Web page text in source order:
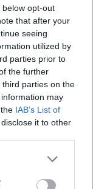
opt-out
that after your
seeing
utilized by
parties prior to
the further
parties on the
may
IAB’s List of
it to other
or more Google
You may click to
χρόνο τους
να
σύζυγος
νησί σαν τη
με όλες
θυμαμαι
σε